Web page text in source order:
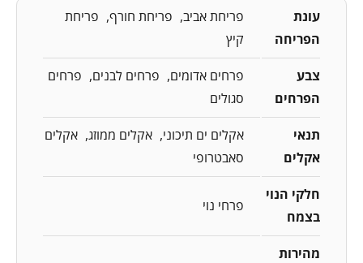
עונת
הפריחה
פריחת אביב פריחת חורף
פריחת
קיץ
צבע
הפרחים
פרחים אדומים פרחים לבנים
פרחים
סגולים
תנאי
אקלים
אקלים ים תיכוני אקלים ממוזג אקלים
סאבטרופי
חלקי הנוי
בצמח
פרחי נוי
מהירות